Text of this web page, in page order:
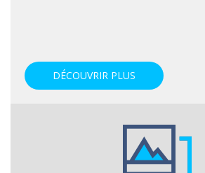
DÉCOUVRIR PLUS